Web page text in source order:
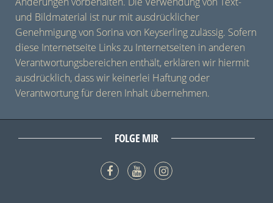
und Bildmaterial ist nur mit ausdrücklicher
Genehmigung von Sorina von Keyserling zulässig. Sofern
diese Internetseite Links zu Internetseiten in anderen
Verantwortungsbereichen enthält, erklären wir hiermit
ausdrücklich, dass wir keinerlei Haftung oder
Verantwortung für deren Inhalt übernehmen.
FOLGE MIR